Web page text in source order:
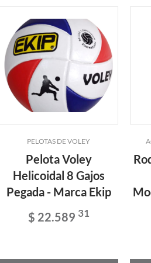
PELOTAS DE VOLEY
Pelota Voley
Helicoidal 8 Gajos
Pegada - Marca Ekip
$ 22.589 31